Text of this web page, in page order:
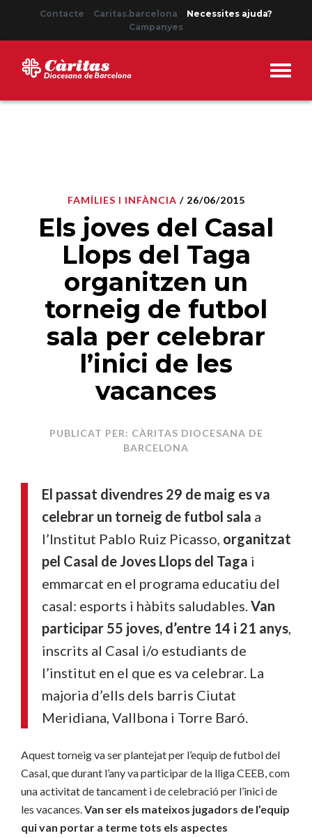
Contacte Caritas.barcelona
Necessites ajuda?
Campanyes
FAMÍLIES I INFÀNCIA / 26/06/2015
Els joves del Casal
Llops del Taga
organitzen un
torneig de futbol
sala per celebrar
l’inici de les
vacances
PUBLICAT PER: CÀRITAS DIOCESANA DE
BARCELONA
El passat divendres 29 de maig es va
celebrar un torneig de futbol sala a
l’Institut Pablo Ruiz Picasso, organitzat
pel Casal de Joves Llops del Taga i
emmarcat en el programa educatiu del
casal: esports i hàbits saludables.Van
participar 55 joves, d’entre 14 i 21 anys,
inscrits al Casal i/o estudiants de
l’institut en el que es va celebrar. La
majoria d’ells dels barris Ciutat
Meridiana, Vallbona i Torre Baró.
Aquest torneig va ser plantejat per l’equip de futbol del
Casal, que durant l’any va participar de la lliga CEEB, com
una activitat de tancament i de celebració per l’inici de
les vacances.Van ser els mateixos jugadors de l’equip
qui van portar a terme tots els aspectes